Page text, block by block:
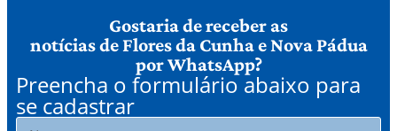
Gostaria de receber as
notícias de Flores da Cunha e Nova Pádua
por WhatsApp?
Preencha o formulário abaixo para
se cadastrar